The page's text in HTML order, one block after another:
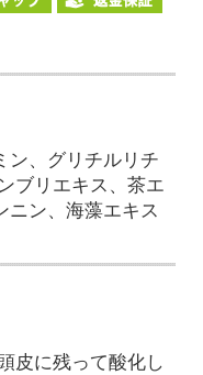
ン、グリチルリチ
ブリエキス、茶エ
ニン、海藻エキス
皮に残って酸化し